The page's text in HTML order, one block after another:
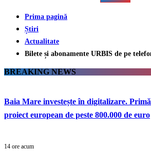
Prima pagină
Știri
Actualitate
Bilete și abonamente URBIS de pe
BREAKING NEWS
Baia Mare investește în digitalizare.
proiect european de peste 800.000 de euro
14 ore acum